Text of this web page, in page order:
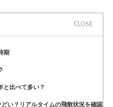
期
と比べて多い？
い？リアルタイムの飛散状況を確認